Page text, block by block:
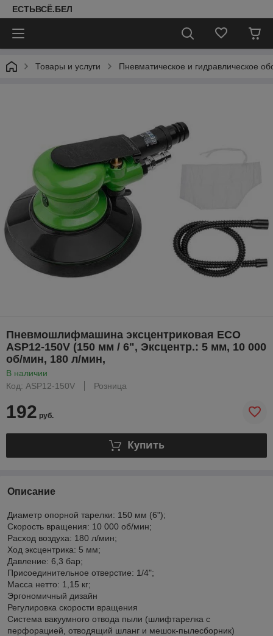
ЕСТЬВСЁ.БЕЛ
Товары и услуги Пневматическое и гидравлическое
Пневмошлифмашина эксцентриковая ECO
ASP12-150V (150 мм / 6", Эксцентр.: 5 мм, 10 000
об/мин, 180 л/мин,
В наличии
Код: ASP12-150V
Розница
192 руб.
Купить
Описание
Диаметр опорной тарелки: 150 мм (6");
Скорость вращения: 10 000 об/мин;
Расxод воздуxа: 180 л/мин;
Ход эксцентрика: 5 мм;
Давление: 6,3 бар;
Присоединительное отверстие: 1/4";
Масса нетто: 1,15 кг;
Эргономичный дизайн
Регулировка скорости вращения
Система вакуумного отвода пыли (шлифтарелка с
перфорацией, отводящий шланг и мешок-пылесборник)